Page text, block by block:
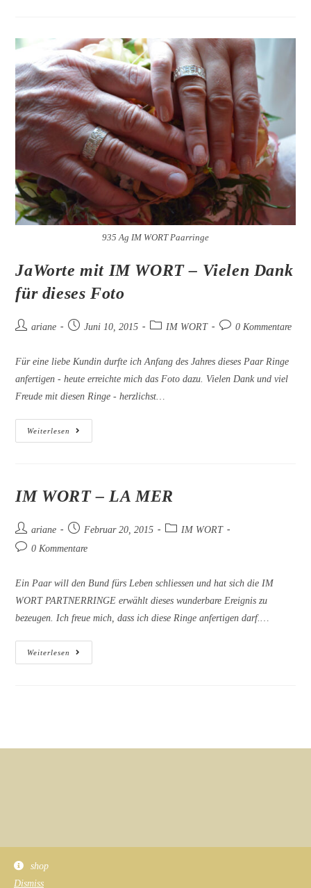
New
York
–
LOOT
2015
–
9
Days
In
New
York
935 Ag IM WORT Paarringe
JaWorte mit IM WORT – Vielen Dank
für dieses Foto
Beitrags-
ariane
BeitragJuni 10, 2015
Beitrags-
IM WORT
Beitrags-
0 Kommentare
Für eine liebe Kundin durfte ich Anfang des Jahres dieses Paar Ringe
anfertigen - heute erreichte mich das Foto dazu. Vielen Dank und viel
Freude mit diesen Ringe - herzlichst…
Weiterlesen
JaWorte
Mit
Dank
Für
IM WORT – LA MER
Beitrags-
Autor:
ariane
BeitragFebruar 20, 2015
Beitrags-
IM WORT
Beitrags-
0 Kommentare
Ein Paar will den Bund fürs Leben schliessen und hat sich die IM
WORT PARTNERRINGE erwählt dieses wunderbare Ereignis zu
bezeugen. Ich freue mich, dass ich diese Ringe anfertigen darf.…
Weiterlesen
IM
WORT
shop
Dismiss